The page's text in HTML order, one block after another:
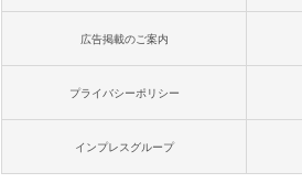
広告掲載のご案内
プライバシーポリシー
インプレスグループ